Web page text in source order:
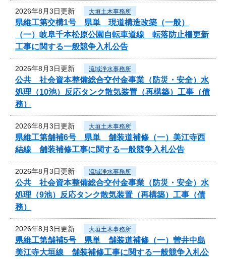
2026年8月3日更新 大垣土木事務所
県維工第交構1号 県単 現道構造改築（一般）
（一）岐阜千本松原公園自転車道線 転落防止柵更新
工事に関する一般競争入札公告
2026年8月3日更新 流域浄水事務所
公共 社会資本整備総合交付金事業（防災・安全）水
処理（10池）反応タンク散気装置（再構築）工事（債
務）
2026年8月3日更新 大垣土木事務所
県維工第舗補6号 県単 舗装道補修（一）美江寺西
結線 舗装補修工事に関する一般競争入札公告
2026年8月3日更新 流域浄水事務所
公共 社会資本整備総合交付金事業（防災・安全）水
処理（9池）反応タンク散気装置（再構築）工事（債
務）
2026年8月3日更新 大垣土木事務所
県維工第舗補5号 県単 舗装道補修（一）曽井中島
美江寺大垣線 舗装補修工事に関する一般競争入札公